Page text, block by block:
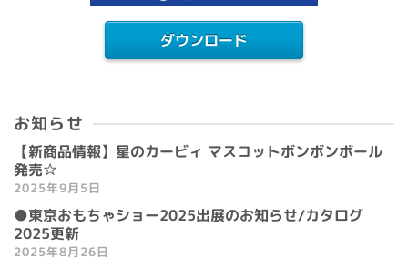
ダウンロード
お知らせ
【新商品情報】星のカービィ マスコットボンボンボール
発売☆
2025年9月5日
●東京おもちゃショー2025出展のお知らせ/カタログ
2025更新
2025年8月26日